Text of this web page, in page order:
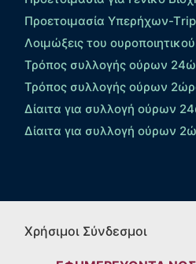
Προετοιμασία Υπερήχων-
Λοιμώξεις του
Τρόπος συλλογής ούρων
Τρόπος συλλογής ούρων
Δίαιτα για συλλογή ούρων
Δίαιτα για συλλογή ούρων
Χρήσιμοι Σύνδεσμοι